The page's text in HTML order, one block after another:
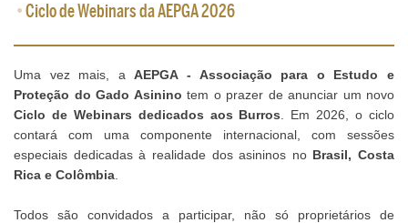
•Ciclo de Webinars da AEPGA 2026
Uma vez mais, aAEPGA - Associação para o Estudo e
Proteção do Gado Asinino tem o prazer de anunciar um novo
Ciclo de Webinars dedicados aos Burros . Em 2026, o ciclo
contará com uma componente internacional, com sessões
especiais dedicadas à realidade dos asininos no Brasil, Costa
Rica e Colômbia
Todos são convidados a participar, não só proprietários de